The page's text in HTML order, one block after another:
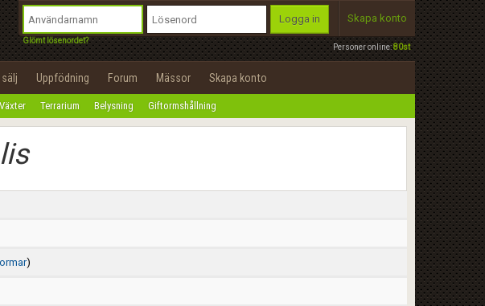
Personer online:80st
Logga in
Glömt lösenordet?
Skapa konto
sälj Uppfödning Forum Mässor Skapa konto
Växter Terrarium Belysning Giftormshållning
)
Privacy Policy
till förstasidan